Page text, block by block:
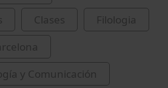
Clases
Filologia
y Comunicación